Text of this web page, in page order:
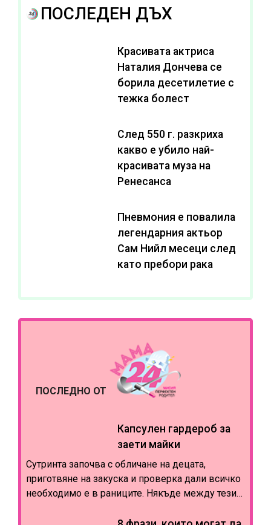
ПОСЛЕДЕН ДЪХ
Красивата актриса
Наталия Дончева се
борила десетилетие с
тежка болест
След 550 г. разкриха
какво е убило най-
красивата муза на
Ренесанса
Пневмония е повалила
легендарния актьор
Сам Нийл месеци след
като пребори рака
ПОСЛЕДНО ОТ
Капсулен гардероб за
заети майки
Сутринта започва с обличане на децата,
приготвяне на закуска и проверка дали всичко
необходимо е в раниците. Някъде между тези
самите ние. Гардеробът може да е пълен, а